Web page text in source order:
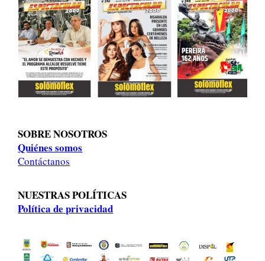
SOBRE NOSOTROS
Quiénes somos
Contáctanos
NUESTRAS POLÍTICAS
Política de privacidad